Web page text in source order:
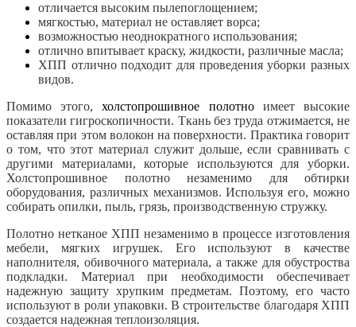
отличается высоким пылепоглощением;
мягкостью, материал не оставляет ворса;
возможностью неоднократного использования;
отлично впитывает краску, жидкости, различные масла;
ХПП отлично подходит для проведения уборки разных
видов.
Помимо этого,холстопрошивное полотноимеет высокие
показатели гигроскопичности. Ткань без труда отжимается, не
оставляя при этом волокон на поверхности. Практика говорит
о том, что этот материал служит дольше, если сравнивать с
другими материалами, которые используются для уборки.
Холстопрошивное полотно незаменимо для обтирки
оборудования, различных механизмов. Используя его, можно
собирать опилки, пыль, грязь, производственную стружку.
Полотно нетканое ХПП незаменимо в процессе изготовления
мебели, мягких игрушек. Его используют в качестве
наполнителя, обивочного материала, а также для обустроства
подкладки. Материал при необходимости обеспечивает
надежную защиту хрупким предметам. Поэтому, его часто
используют в роли упаковки. В строительстве благодаря ХПП
создается надежная теплоизоляция.